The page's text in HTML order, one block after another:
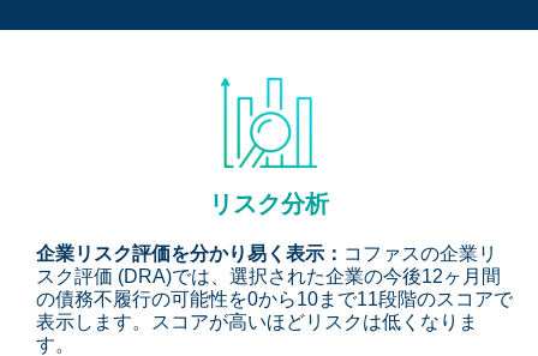
リスク分析
企業リスク評価を分かり易く表示： コファスの企業リ
スク評価 (DRA)では、選択された企業の今後12ヶ月間
の債務不履行の可能性を0から10まで11段階のスコアで
表示します。スコアが高いほどリスクは低くなりま
す。